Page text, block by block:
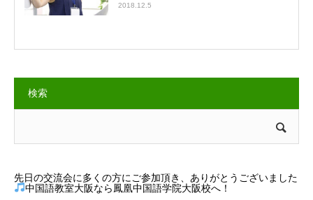
2018.12.5
検索
先日の交流会に多くの方にご参加頂き、ありがとうございました
中国語教室大阪なら鳳凰中国語学院大阪校へ！